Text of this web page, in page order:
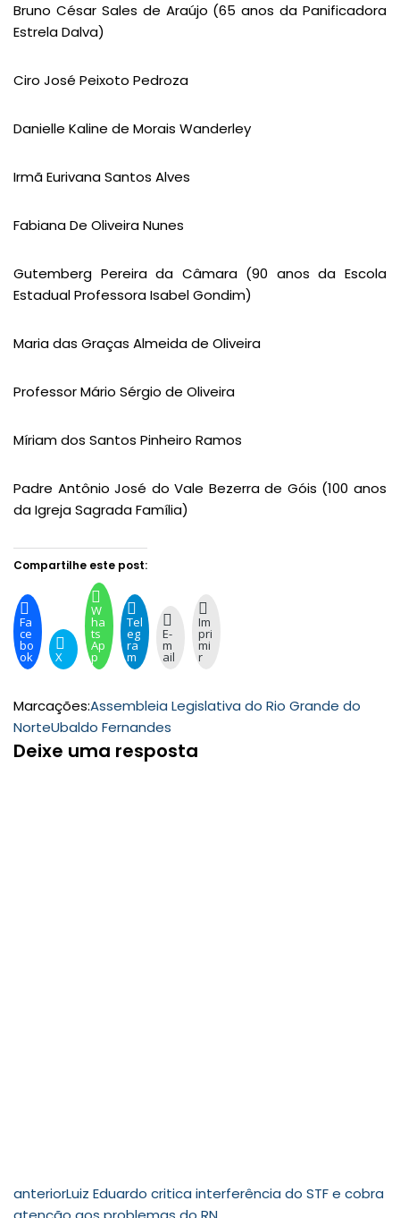
Bruno César Sales de Araújo (65 anos da Panificadora
Estrela Dalva)
Ciro José Peixoto Pedroza
Danielle Kaline de Morais Wanderley
Irmã Eurivana Santos Alves
Fabiana De Oliveira Nunes
Gutemberg Pereira da Câmara (90 anos da Escola
Estadual Professora Isabel Gondim)
Maria das Graças Almeida de Oliveira
Professor Mário Sérgio de Oliveira
Míriam dos Santos Pinheiro Ramos
Padre Antônio José do Vale Bezerra de Góis (100 anos
da Igreja Sagrada Família)
Compartilhe este post:
Fa
ce
bo
ok X
W
ha
ts
Ap
p
Tel
eg
ra
m
E-
m
ail
Im
pri
mi
r
Marcações:Assembleia Legislativa do Rio Grande do
NorteUbaldo Fernandes
Deixe uma resposta
anteriorLuiz Eduardo critica interferência do STF e cobra